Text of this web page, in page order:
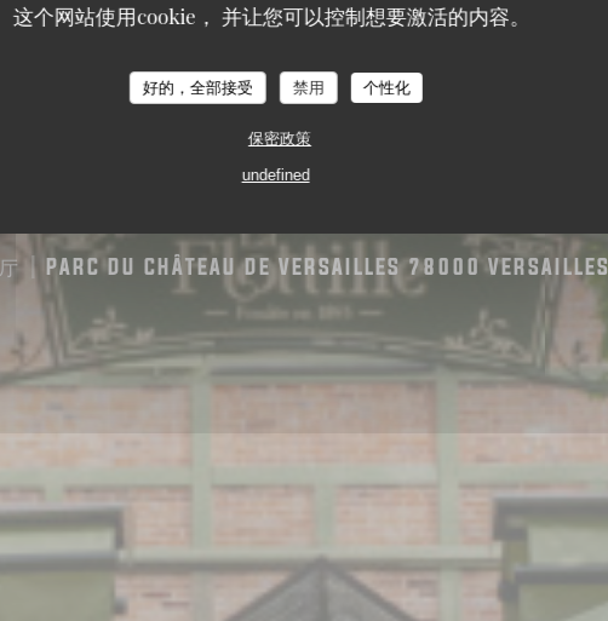
这个网站使用cookie， 并让您可以控制想要激活的内容。
好的，全部接受 禁用 个性化
保密政策
undefined
PARC DU CHÂTEAU DE VERSAILLES 78000 VERSAILLES